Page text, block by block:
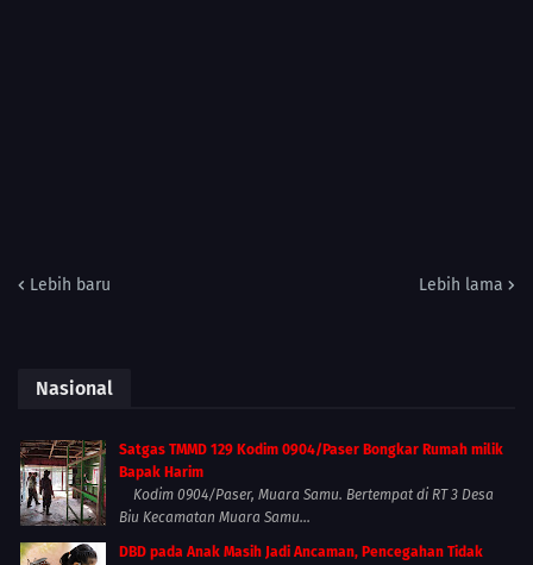
Lebih baru Lebih lama
Nasional
Satgas TMMD 129 Kodim 0904/Paser Bongkar Rumah milik
Bapak Harim
Kodim 0904/Paser, Muara Samu. Bertempat di RT 3 Desa
Biu Kecamatan Muara Samu...
DBD pada Anak Masih Jadi Ancaman, Pencegahan Tidak